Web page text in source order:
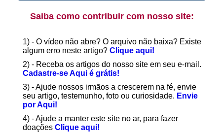
Saiba como contribuir com nosso site:
1) - O vídeo não abre? O arquivo não baixa? Existe
algum erro neste artigo? Clique aqui!
2) - Receba os artigos do nosso site em seu e-mail.
Cadastre-se Aqui é grátis!
3) - Ajude nossos irmãos a crescerem na fé, envie
seu artigo, testemunho, foto ou curiosidade. Envie
por Aqui!
4) - Ajude a manter este site no ar, para fazer
doações Clique aqui!